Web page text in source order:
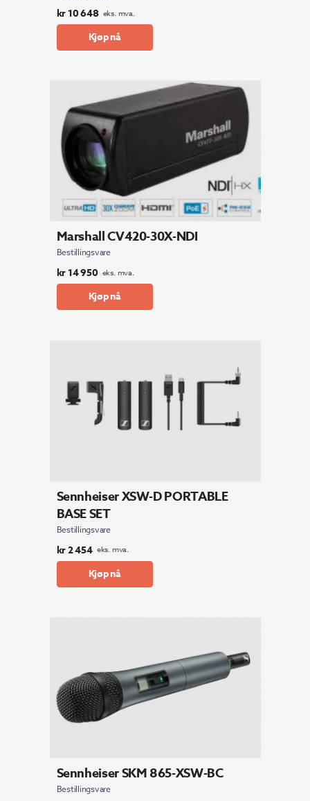
kr10 648 eks. mva.
Kjøp nå
Marshall CV420-30X-NDI
Bestillingsvare
kr14 950 eks. mva.
Kjøp nå
Sennheiser XSW-D PORTABLE
BASE SET
Bestillingsvare
kr2 454 eks. mva.
Kjøp nå
Sennheiser SKM 865-XSW-BC
Bestillingsvare